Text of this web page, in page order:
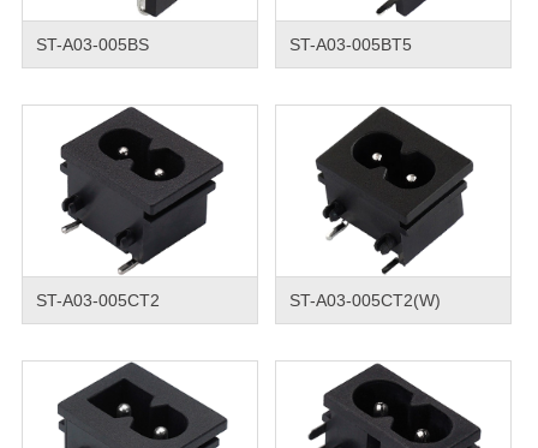
ST-A03-005BS ST-A03-005BT5
ST-A03-005CT2 ST-A03-005CT2(W)